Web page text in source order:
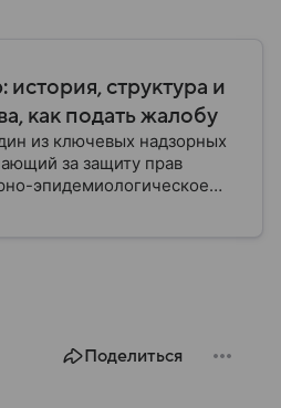
структура и
как подать жалобу
из ключевых надзорных
за защиту прав
эпидемиологическое
и контроль соблюдения
Поделиться